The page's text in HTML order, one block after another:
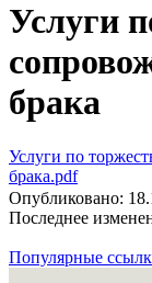
Услуги
брака
Услуги по
брака.pdf
Опубликовано:
Последнее
Популярные